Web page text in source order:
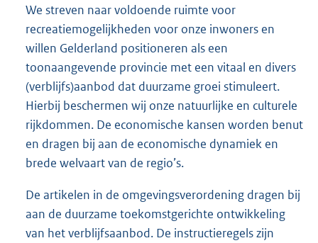
We streven naar voldoende ruimte voor
recreatiemogelijkheden voor onze inwoners en
willen Gelderland positioneren als een
toonaangevende provincie met een vitaal en divers
(verblijfs)aanbod dat duurzame groei stimuleert.
Hierbij beschermen wij onze natuurlijke en culturele
rijkdommen. De economische kansen worden benut
en dragen bij aan de economische dynamiek en
brede welvaart van de regio’s.
De artikelen in de omgevingsverordening dragen bij
aan de duurzame toekomstgerichte ontwikkeling
van het verblijfsaanbod. De instructieregels zijn